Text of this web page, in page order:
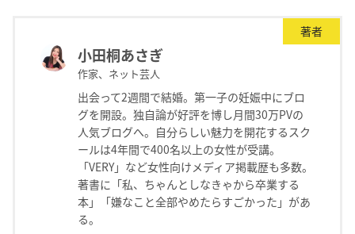
著者
小田桐あさぎ
作家、ネット芸人
出会って2週間で結婚。第一子の妊娠中にブロ
グを開設。独自論が好評を博し月間30万PVの
人気ブログへ。自分らしい魅力を開花するスク
ールは4年間で400名以上の女性が受講。
「VERY」など女性向けメディア掲載歴も多数。
著書に「私、ちゃんとしなきゃから卒業する
本」「嫌なこと全部やめたらすごかった」があ
る。